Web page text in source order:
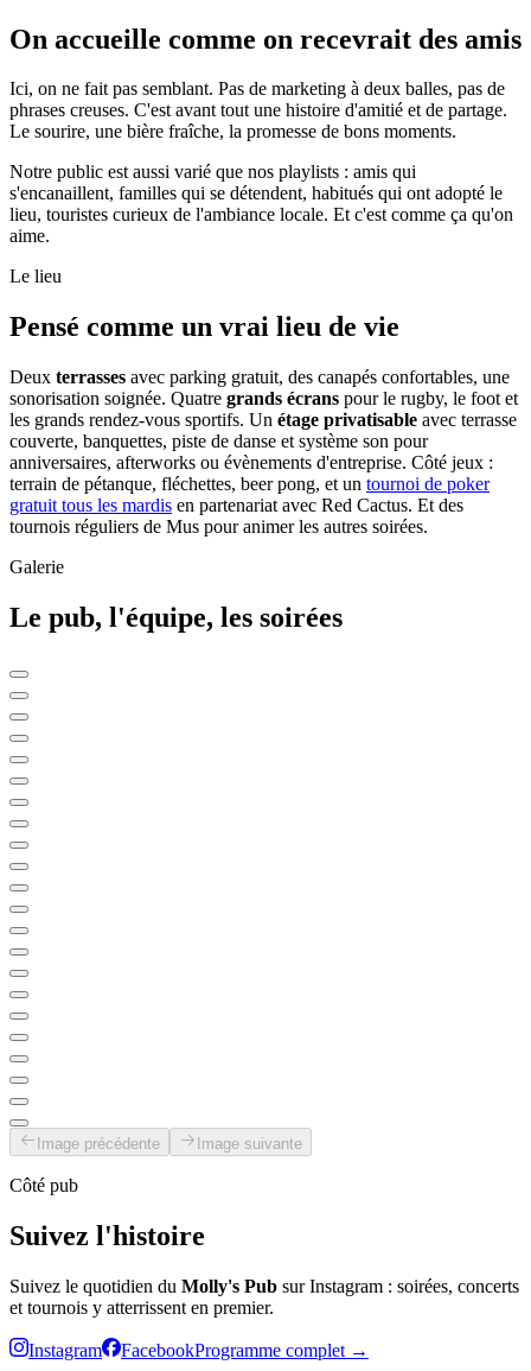
On accueille comme on recevrait des amis
Ici, on ne fait pas semblant. Pas de marketing à deux balles, pas de
phrases creuses. C'est avant tout une histoire d'amitié et de partage.
Le sourire, une bière fraîche, la promesse de bons moments.
Notre public est aussi varié que nos playlists : amis qui
s'encanaillent, familles qui se détendent, habitués qui ont adopté le
lieu, touristes curieux de l'ambiance locale. Et c'est comme ça qu'on
aime.
Le lieu
Pensé comme un vrai lieu de vie
Deux terrasses avec parking gratuit, des canapés confortables, une
sonorisation soignée. Quatre grands écrans pour le rugby, le foot et
les grands rendez-vous sportifs. Un étage privatisable avec terrasse
couverte, banquettes, piste de danse et système son pour
anniversaires, afterworks ou évènements d'entreprise. Côté jeux :
terrain de pétanque, fléchettes, beer pong, et un tournoi de poker
gratuit tous les mardis en partenariat avec Red Cactus. Et des
tournois réguliers de Mus pour animer les autres soirées.
Galerie
Le pub, l'équipe, les soirées
Image précédente Image suivante
Côté pub
Suivez l'histoire
Suivez le quotidien du Molly's Pub sur Instagram : soirées, concerts
et tournois y atterrissent en premier.
Instagram FacebookProgramme complet →